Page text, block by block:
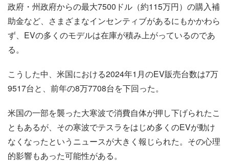
政府・州政府からの最大7500ドル（約115万円）の購入補
助金など、さまざまなインセンティブがあるにもかかわら
ず、EVの多くのモデルは在庫が積み上がっているのであ
る。
こうした中、米国における2024年1月のEV販売台数は7万
9517台と、前年の8万7708台を下回った。
米国の一部を襲った大寒波で消費自体が押し下げられたこ
ともあるが、その寒波でテスラをはじめ多くのEVが動け
なくなったというニュースが大きく報じられた。その心理
的影響もあった可能性がある。